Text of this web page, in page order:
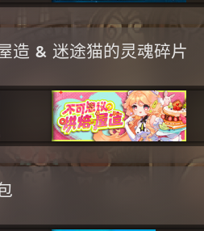
造 & 迷途猫的灵魂碎片